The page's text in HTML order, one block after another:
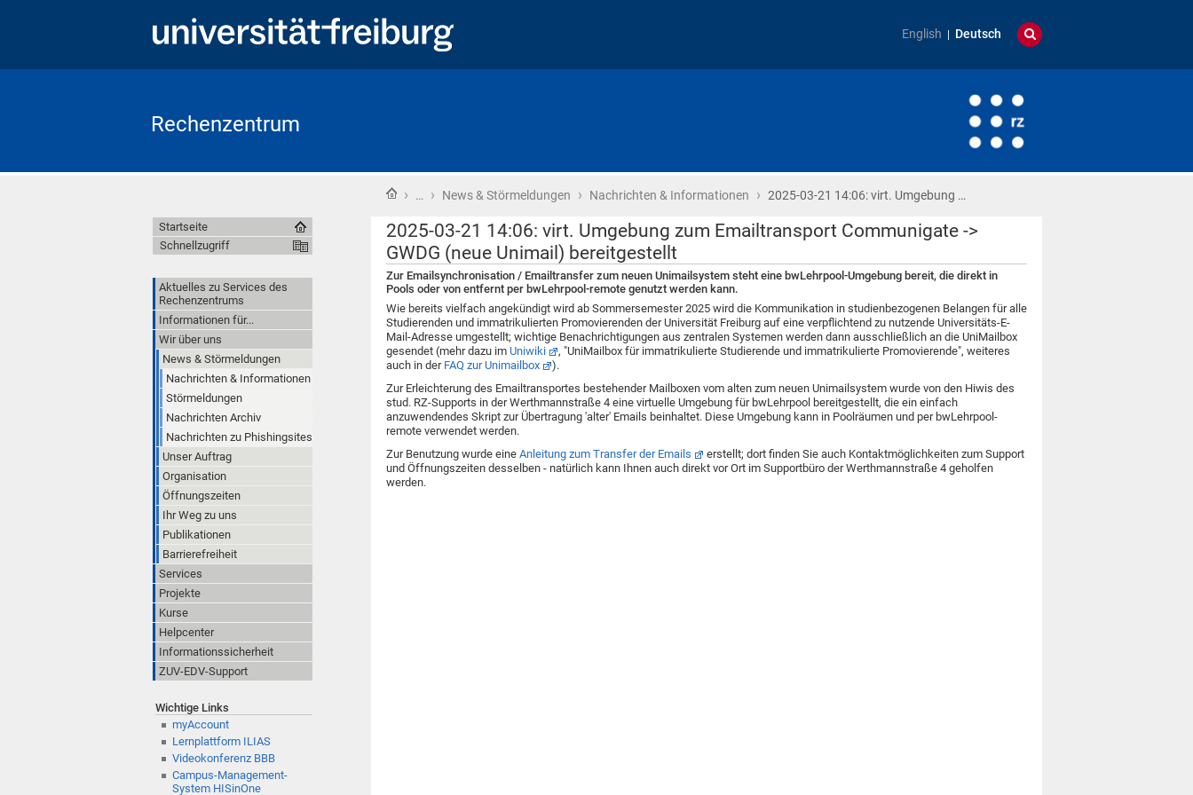
English Deutsch
Rechenzentrum
Startseite
› … › News & Störmeldungen › Nachrichten & Informationen › 2025-03-21 14:06: virt. Umgebung …
2025-03-21 14:06: virt. Umgebung zum Emailtransport Communigate ->
GWDG (neue Unimail) bereitgestellt
Zur Emailsynchronisation / Emailtransfer zum neuen Unimailsystem steht eine bwLehrpool-Umgebung bereit, die direkt in
Pools oder von entfernt per bwLehrpool-remote genutzt werden kann.
Wie bereits vielfach angekündigt wird ab Sommersemester 2025 wird die Kommunikation in studienbezogenen Belangen für alle
Studierenden und immatrikulierten Promovierenden der Universität Freiburg auf eine verpflichtend zu nutzende Universitäts-E-
Mail-Adresse umgestellt; wichtige Benachrichtigungen aus zentralen Systemen werden dann ausschließlich an die UniMailbox
gesendet (mehr dazu im Uniwiki
, "UniMailbox für immatrikulierte Studierende und immatrikulierte Promovierende", weiteres
auch in der FAQ zur Unimailbox
).
Zur Erleichterung des Emailtransportes bestehender Mailboxen vom alten zum neuen Unimailsystem wurde von den Hiwis des
stud. RZ-Supports in der Werthmannstraße 4 eine virtuelle Umgebung für bwLehrpool bereitgestellt, die ein einfach
anzuwendendes Skript zur Übertragung 'alter' Emails beinhaltet. Diese Umgebung kann in Poolräumen und per bwLehrpool-
remote verwendet werden.
Zur Benutzung wurde eine Anleitung zum Transfer der Emails
erstellt; dort finden Sie auch Kontaktmöglichkeiten zum Support
und Öffnungszeiten desselben - natürlich kann Ihnen auch direkt vor Ort im Supportbüro der Werthmannstraße 4 geholfen
werden.
Startseite
Schnellzugriff
Aktuelles zu Services des
Rechenzentrums
Informationen für...
Wir über uns
News & Störmeldungen
Nachrichten & Informationen
Störmeldungen
Nachrichten Archiv
Nachrichten zu Phishingsites
Unser Auftrag
Organisation
Öffnungszeiten
Ihr Weg zu uns
Publikationen
Barrierefreiheit
Services
Projekte
Kurse
Helpcenter
Informationssicherheit
ZUV-EDV-Support
Wichtige Links
myAccount
Lernplattform ILIAS
Videokonferenz BBB
Campus-Management-
System HISinOne